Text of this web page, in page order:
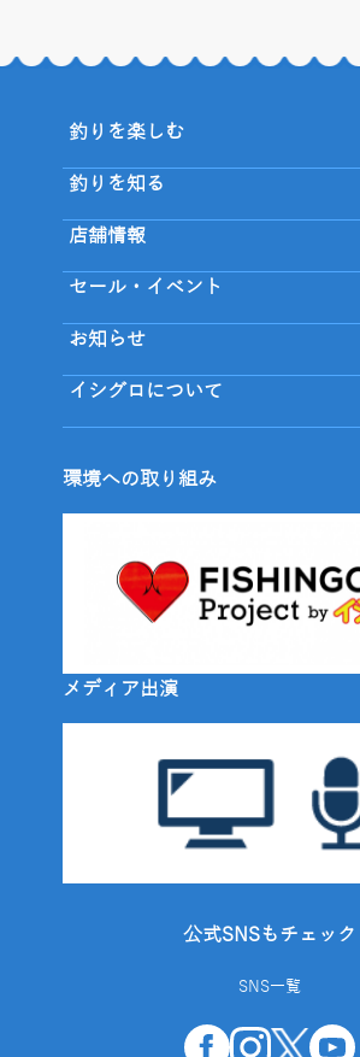
釣りを楽しむ
釣りを知る
店舗情報
セール・イベント
お知らせ
イシグロについて
環境への取り組み
メディア出演
公式SNSもチェック
SNS一覧